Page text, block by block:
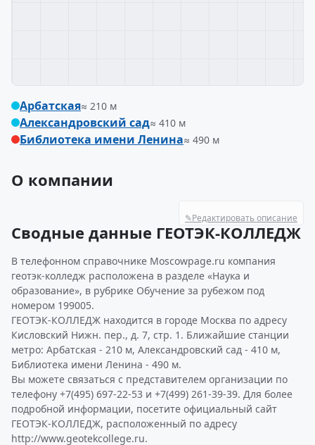
Арбатская≈ 210 м
Александровский сад≈ 410 м
Библиотека имени Ленина≈ 490 м
О компании
✎Редактировать описание
Сводные данные ГЕОТЭК-КОЛЛЕДЖ
В телефонном справочнике Moscowpage.ru компания
геотэк-колледж расположена в разделе «Наука и
образование», в рубрике Обучение за рубежом под
номером 199005.
ГЕОТЭК-КОЛЛЕДЖ находится в городе Москва по адресу
Кисловский Нижн. пер., д. 7, стр. 1. Ближайшие станции
метро: Арбатская - 210 м, Александровский сад - 410 м,
Библиотека имени Ленина - 490 м.
Вы можете связаться с представителем организации по
телефону +7(495) 697-22-53 и +7(499) 261-39-39. Для более
подробной информации, посетите официальный сайт
ГЕОТЭК-КОЛЛЕДЖ, расположенный по адресу
http://www.geotekcollege.ru.